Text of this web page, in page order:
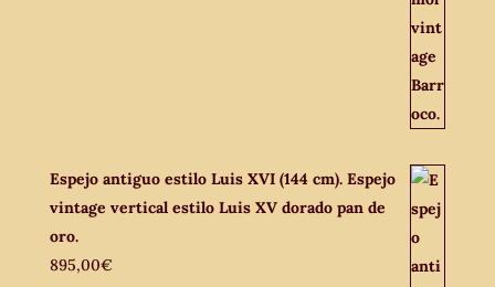
Espejo antiguo estilo Luis XVI (144 cm). Espejo
vintage vertical estilo Luis XV dorado pan de
oro.
895,00€